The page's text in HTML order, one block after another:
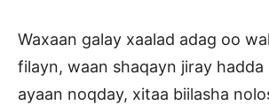
Waxaan galay xaalad adag oo
filayn, waan shaqayn jiray hadda
ayaan noqday, xitaa biilasha